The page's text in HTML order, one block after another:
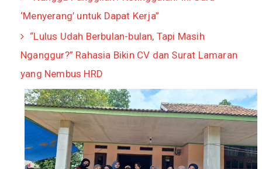
‘Menyerang’ untuk Dapat Kerja”
“Lulus Udah Berbulan-bulan, Tapi Masih
Nganggur?” Rahasia Bikin CV dan Surat Lamaran
yang Nembus HRD